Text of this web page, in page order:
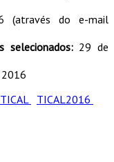
(através do e-mail
selecionados:29 de
TICAL2016